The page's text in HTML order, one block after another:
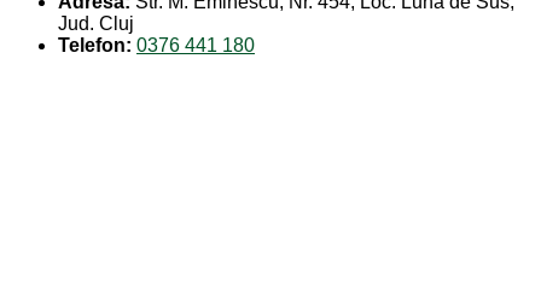
Jud. Cluj
Telefon: 0376 441 180